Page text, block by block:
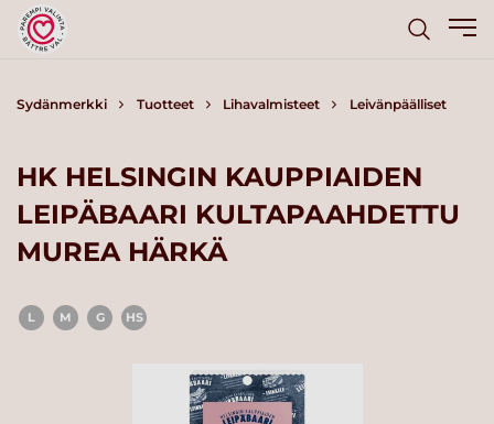
Sydänmerkki Tuotteet Lihavalmisteet Leivänpäälliset
HK HELSINGIN KAUPPIAIDEN
LEIPÄBAARI KULTAPAAHDETTU
MUREA HÄRKÄ
L M G HS